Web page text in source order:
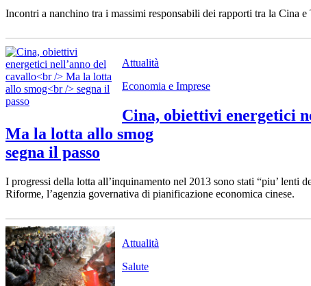
Incontri a nanchino tra i massimi responsabili dei rapporti tra la Cina
Attualità
Economia e Imprese
Cina, obiettivi energetici
Ma la lotta allo smog
segna il passo
I progressi della lotta all’inquinamento nel 2013 sono stati “piu’
Riforme, l’agenzia governativa di pianificazione economica cinese.
Attualità
Salute